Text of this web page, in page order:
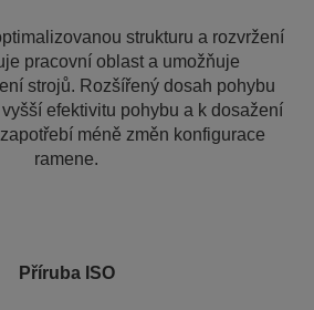
strukturu a rozvržení
pracovní oblast a umožňuje
strojů. Rozšířený dosah pohybu
efektivitu pohybu a k dosažení
méně změn konfigurace
ramene.
Příruba ISO